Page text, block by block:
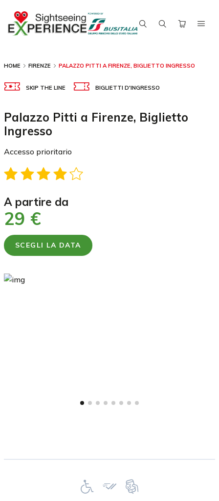
SKIP THE LINE BIGLIETTI D'INGRESSO
HOME FIRENZE PALAZZO PITTI A FIRENZE, BIGLIETTO INGRESSO
Palazzo Pitti a Firenze, Biglietto
Ingresso
Accesso prioritario
a partire da
29 €
SCEGLI LA DATA